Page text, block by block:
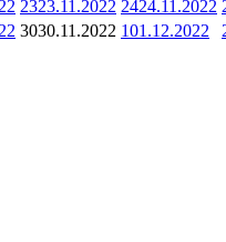
2323.11.2022 2424.11.2022
3030.11.2022 101.12.2022